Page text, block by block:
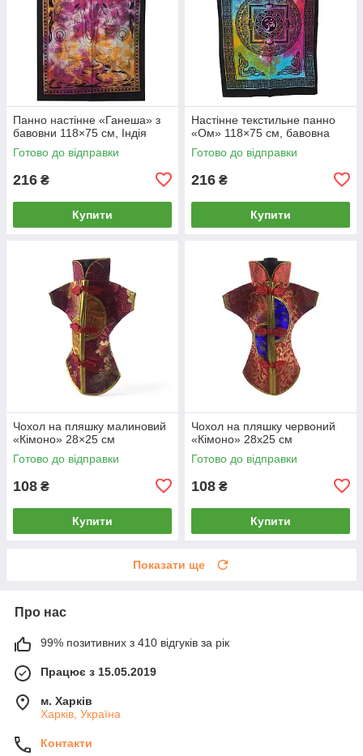
Панно настінне «Ганеша» з
бавовни 118×75 см, Індія
Готово до відправки
216 ₴
Купити
Настінне текстильне панно
«Ом» 118×75 см, бавовна
Готово до відправки
216 ₴
Купити
Чохол на пляшку малиновий
«Кімоно» 28×25 см
Готово до відправки
108 ₴
Купити
Чохол на пляшку червоний
«Кімоно» 28х25 см
Готово до відправки
108 ₴
Купити
Показати ще
Про нас
99% позитивних з 410 відгуків за рік
Працює з 15.05.2019
м. Харків
Харків, Україна
Контакти